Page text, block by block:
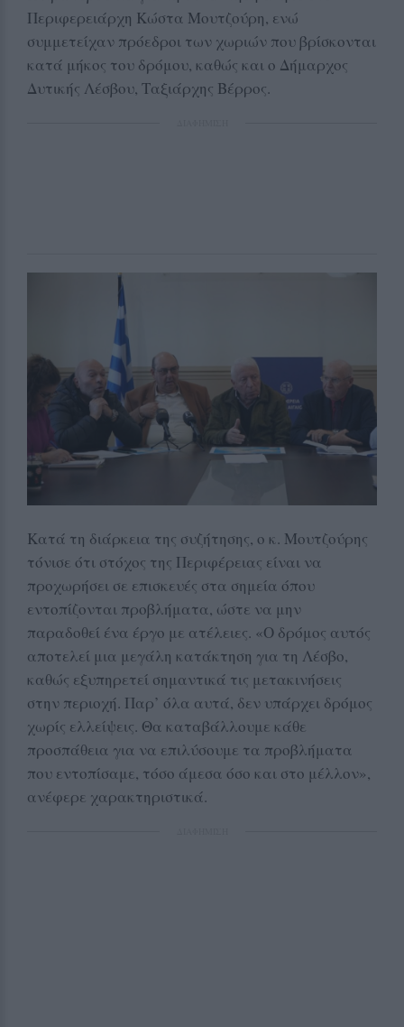
Περιφερειάρχη Κώστα Μουτζούρη, ενώ
συμμετείχαν πρόεδροι των χωριών που βρίσκονται
κατά μήκος του δρόμου, καθώς και ο Δήμαρχος
Δυτικής Λέσβου, Ταξιάρχης Βέρρος.
Κατά τη διάρκεια της συζήτησης, ο κ. Μουτζούρης
τόνισε ότι στόχος της Περιφέρειας είναι να
προχωρήσει σε επισκευές στα σημεία όπου
εντοπίζονται προβλήματα, ώστε να μην
παραδοθεί ένα έργο με ατέλειες. «Ο δρόμος αυτός
αποτελεί μια μεγάλη κατάκτηση για τη Λέσβο,
καθώς εξυπηρετεί σημαντικά τις μετακινήσεις
στην περιοχή. Παρ’ όλα αυτά, δεν υπάρχει δρόμος
χωρίς ελλείψεις. Θα καταβάλλουμε κάθε
προσπάθεια για να επιλύσουμε τα προβλήματα
που εντοπίσαμε, τόσο άμεσα όσο και στο μέλλον»,
ανέφερε χαρακτηριστικά.